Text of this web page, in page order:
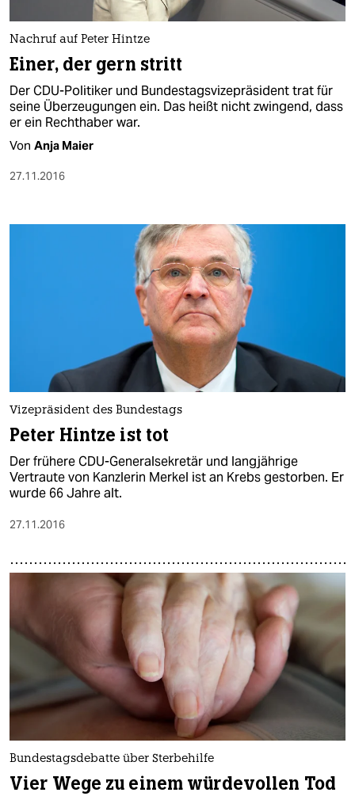
nord
wahrheit
verlag
verlag
veranstaltungen
Nachruf auf Peter Hintze
Einer, der gern stritt
Der CDU-Politiker und Bundestagsvizepräsident trat für
seine Überzeugungen ein. Das heißt nicht zwingend, dass
er ein Rechthaber war.
Von Anja Maier
27.11.2016
Vizepräsident des Bundestags
Peter Hintze ist tot
Der frühere CDU-Generalsekretär und langjährige
Vertraute von Kanzlerin Merkel ist an Krebs gestorben. Er
wurde 66 Jahre alt.
27.11.2016
Bundestagsdebatte über Sterbehilfe
Vier Wege zu einem würdevollen Tod